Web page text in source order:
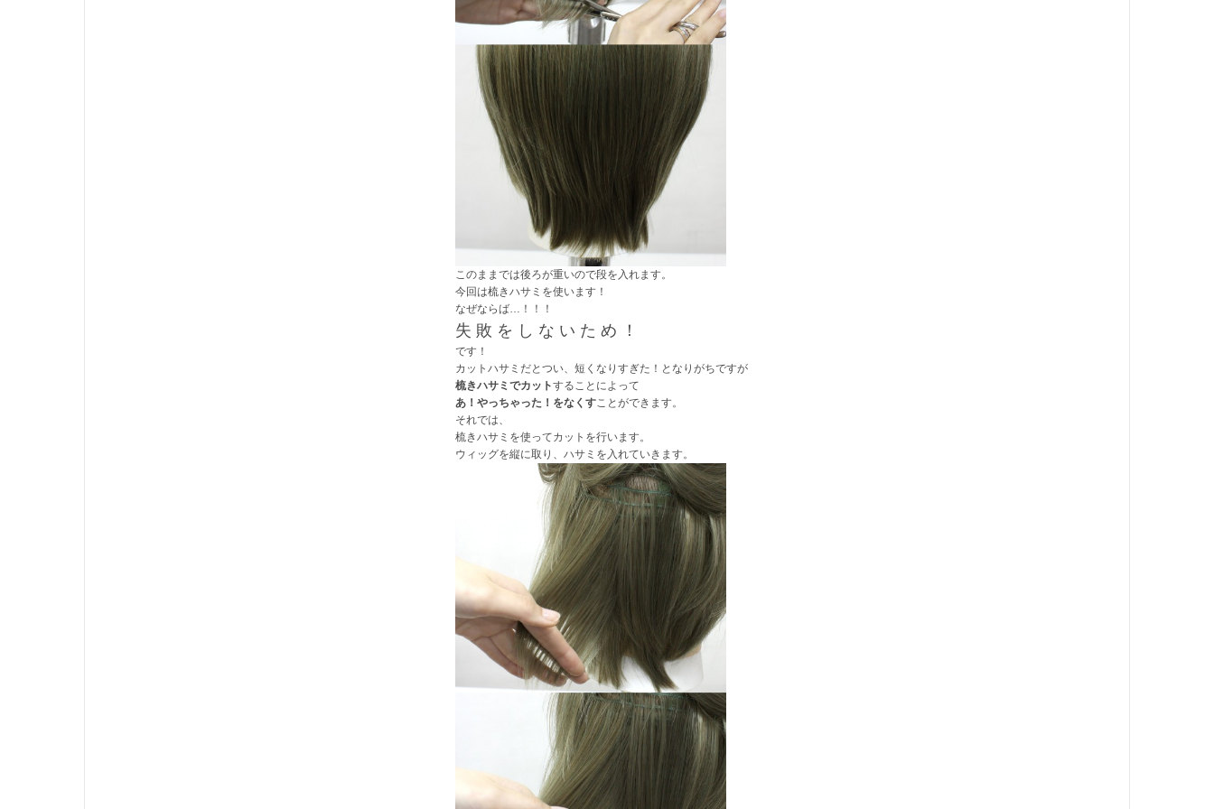
このままでは後ろが重いので段を入れます。
今回は梳きハサミを使います！
なぜならば…！！！
失 敗 を し な い た め ！
です！
カットハサミだとつい、短くなりすぎた！となりがちですが
梳きハサミでカットすることによって
あ！やっちゃった！をなくす ことができます。
それでは、
梳きハサミを使ってカットを行います。
ウィッグを縦に取り、ハサミを入れていきます。